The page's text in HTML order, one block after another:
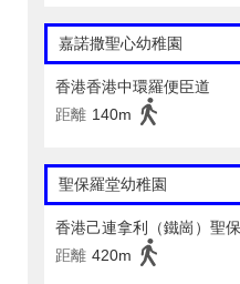
嘉諾撒聖心幼稚園
香港香港中環羅便臣道
距離 140m
聖保羅堂幼稚園
香港己連拿利（鐵崗）聖
距離 420m